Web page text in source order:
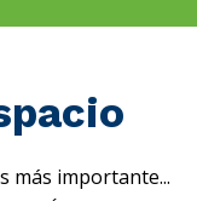
más importante...